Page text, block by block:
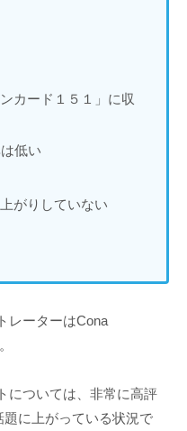
カード１５１」に収
低い
がりしていない
レーターはCona
については、非常に高評
に上がっている状況で